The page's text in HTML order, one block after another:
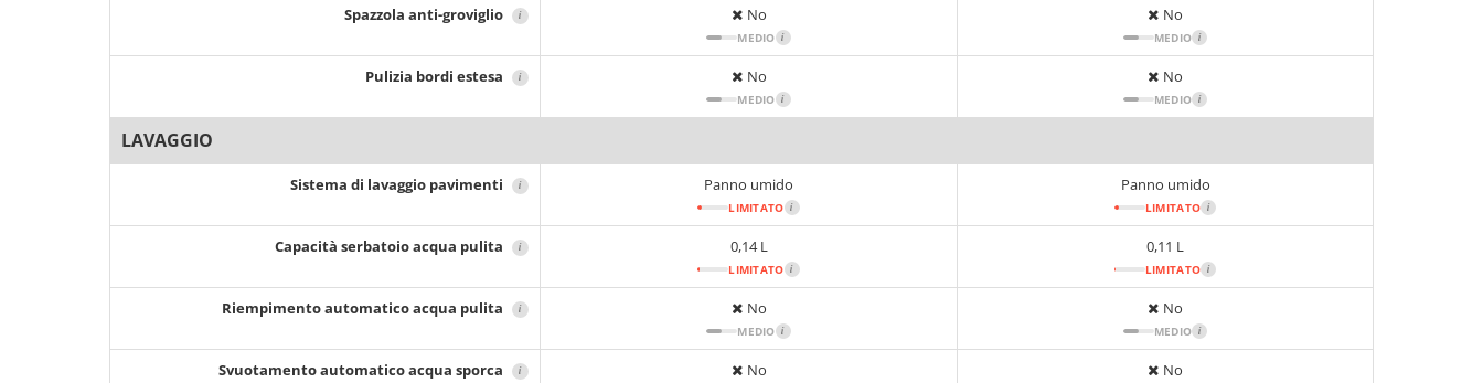
Spazzola anti-groviglio i No
MEDIO i
No
MEDIO i
Pulizia bordi estesa i No
MEDIO i
No
MEDIO i
LAVAGGIO
Sistema di lavaggio pavimenti i Panno umido
LIMITATO i
Panno umido
LIMITATO i
Capacità serbatoio acqua pulita i 0,14 L
LIMITATO i
0,11 L
LIMITATO i
Riempimento automatico acqua pulita i No
MEDIO i
No
MEDIO i
Svuotamento automatico acqua sporca i No No